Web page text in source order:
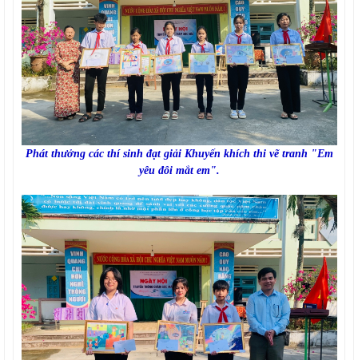
Phát thưởng các thí sinh đạt giải Khuyến khích thi vẽ tranh "Em
yêu đôi mắt em".